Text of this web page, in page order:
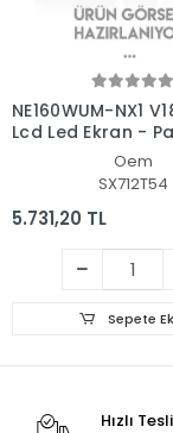
NE160WUM-NX1
Lcd Led Ekran -
Oem
SX712T54
5.731,20 TL
Sepete
Hızlı